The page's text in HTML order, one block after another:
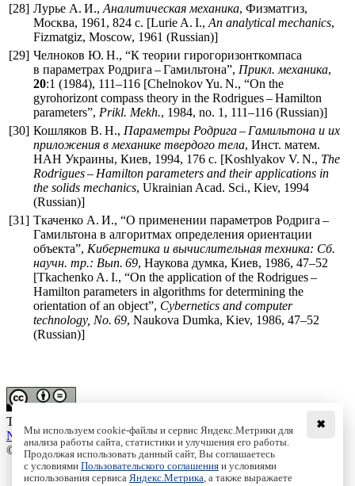
[28] Лурье А. И., Аналитическая механика, Физматгиз,
Москва, 1961, 824 с. [Lurie A. I., An analytical mechanics,
Fizmatgiz, Moscow, 1961 (Russian)]
[29] Челноков Ю. Н., “К теории гирогоризонткомпаса
в параметрах Родрига – Гамильтона”, Прикл. механика,
20:1 (1984), 111–116 [Chelnokov Yu. N., “On the
gyrohorizont compass theory in the Rodrigues – Hamilton
parameters”, Prikl. Mekh., 1984, no. 1, 111–116 (Russian)]
[30] Кошляков В. Н., Параметры Родрига – Гамильтона и их
приложения в механике твердого тела, Инст. матем.
НАН Украины, Киев, 1994, 176 с. [Koshlyakov V. N., The
Rodrigues – Hamilton parameters and their applications in
the solids mechanics, Ukrainian Acad. Sci., Kiev, 1994
(Russian)]
[31] Ткаченко А. И., “О применении параметров Родрига –
Гамильтона в алгоритмах определения ориентации
объекта”, Кибернетика и вычислительная техника: Сб.
научн. тр.: Вып. 69, Наукова думка, Киев, 1986, 47–52
[Tkachenko A. I., “On the application of the Rodrigues –
Hamilton parameters in algorithms for determining the
orientation of an object”, Cybernetics and computer
technology, No. 69, Naukova Dumka, Kiev, 1986, 47–52
(Russian)]
This work is licensed under a
NoDerivs 3.0 Unported License
© Institute of Computer Science Izhevsk, 2005 - 2026
About
✖
Мы используем cookie-файлы и сервис Яндекс.Метрики для
анализа работы сайта, статистики и улучшения его работы.
Продолжая использовать данный сайт, Вы соглашаетесь
с условиями Пользовательского соглашения и условиями
использования сервиса Яндекс.Метрика , а также выражаете